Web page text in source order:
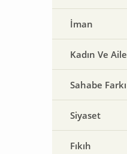
İman
Kadın Ve Aile
Sahabe Farkı
Siyaset
Fıkıh